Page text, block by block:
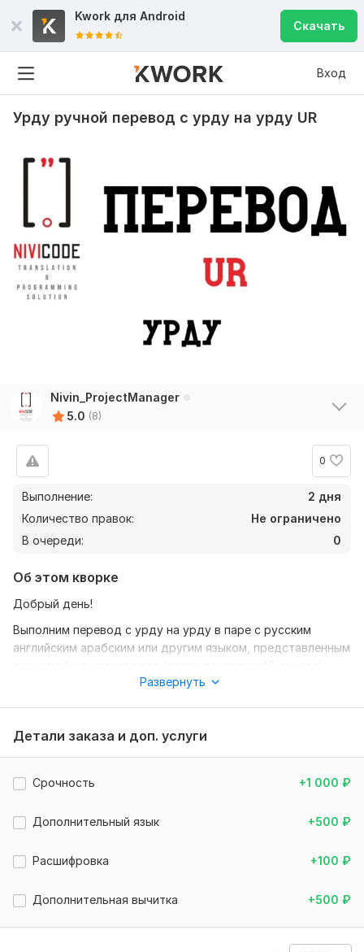
Kwork для Android
Скачать
Вход
Урду ручной перевод с урду на урду UR
Nivin_ProjectManager
5.0 (8)
0
Выполнение:
2 дня
Количество правок:
Не ограничено
В очереди:
0
Об этом кворке
Добрый день!
Выполним перевод с урду на урду в паре с русским
английским арабским или другим языком, представленным
Переводчик урду - носитель языка, занимается
переводами на протяжении уже 4 лет. По образованию
Предоставьте качественный читаемый текст в формате
Если у вас PDF добавьте опцию расшифровка.
Развернуть
Детали заказа и доп. услуги
Срочность +1 000 ₽
Дополнительный язык +500 ₽
Расшифровка +100 ₽
Дополнительная вычитка +500 ₽